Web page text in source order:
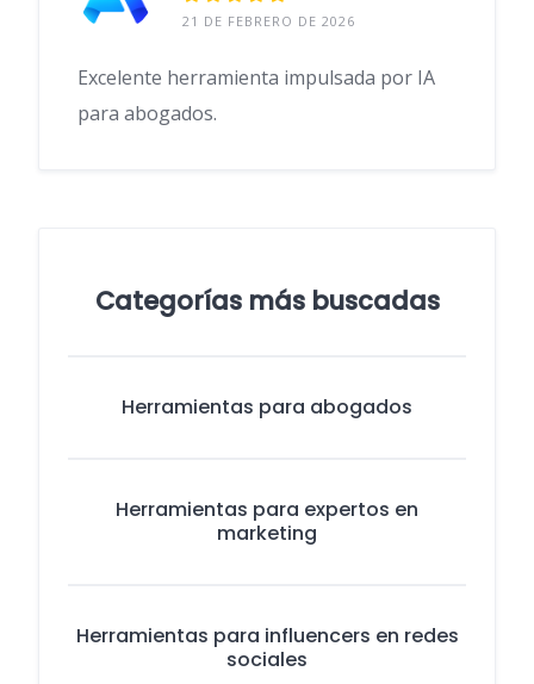
21 DE FEBRERO DE 2026
Excelente herramienta impulsada por IA
para abogados.
Categorías más buscadas
Herramientas para abogados
Herramientas para expertos en
marketing
Herramientas para influencers en redes
sociales